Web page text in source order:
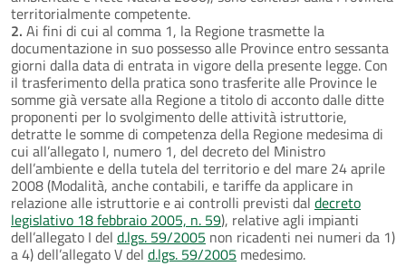
territorialmente competente.
2. Ai fini di cui al comma 1, la Regione trasmette la
documentazione in suo possesso alle Province entro sessanta
giorni dalla data di entrata in vigore della presente legge. Con
il trasferimento della pratica sono trasferite alle Province le
somme già versate alla Regione a titolo di acconto dalle ditte
proponenti per lo svolgimento delle attività istruttorie,
detratte le somme di competenza della Regione medesima di
cui all’allegato I, numero 1, del decreto del Ministro
dell’ambiente e della tutela del territorio e del mare 24 aprile
2008 (Modalità, anche contabili, e tariffe da applicare in
relazione alle istruttorie e ai controlli previsti dal decreto
legislativo 18 febbraio 2005, n. 59), relative agli impianti
dell’allegato I del d.lgs. 59/2005 non ricadenti nei numeri da 1)
a 4) dell’allegato V del d.lgs. 59/2005 medesimo.